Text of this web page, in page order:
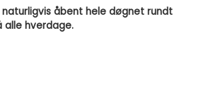
åbent hele døgnet rundt
alle hverdage.